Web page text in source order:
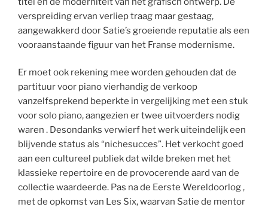
verspreiding ervan verliep traag maar gestaag,
aangewakkerd door Satie’s groeiende reputatie als een
vooraanstaande figuur van het Franse modernisme.
Er moet ook rekening mee worden gehouden dat de
partituur voor piano vierhandig de verkoop
vanzelfsprekend beperkte in vergelijking met een stuk
voor solo piano, aangezien er twee uitvoerders nodig
waren . Desondanks verwierf het werk uiteindelijk een
blijvende status als “nichesucces”. Het verkocht goed
aan een cultureel publiek dat wilde breken met het
klassieke repertoire en de provocerende aard van de
collectie waardeerde. Pas na de Eerste Wereldoorlog ,
met de opkomst van Les Six, waarvan Satie de mentor